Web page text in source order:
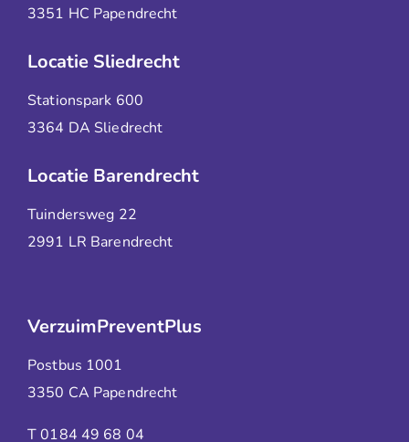
3351 HC Papendrecht
Locatie Sliedrecht
Stationspark 600
3364 DA Sliedrecht
Locatie Barendrecht
Tuindersweg 22
2991 LR Barendrecht
VerzuimPreventPlus
Postbus 1001
3350 CA Papendrecht
T 0184 49 68 04